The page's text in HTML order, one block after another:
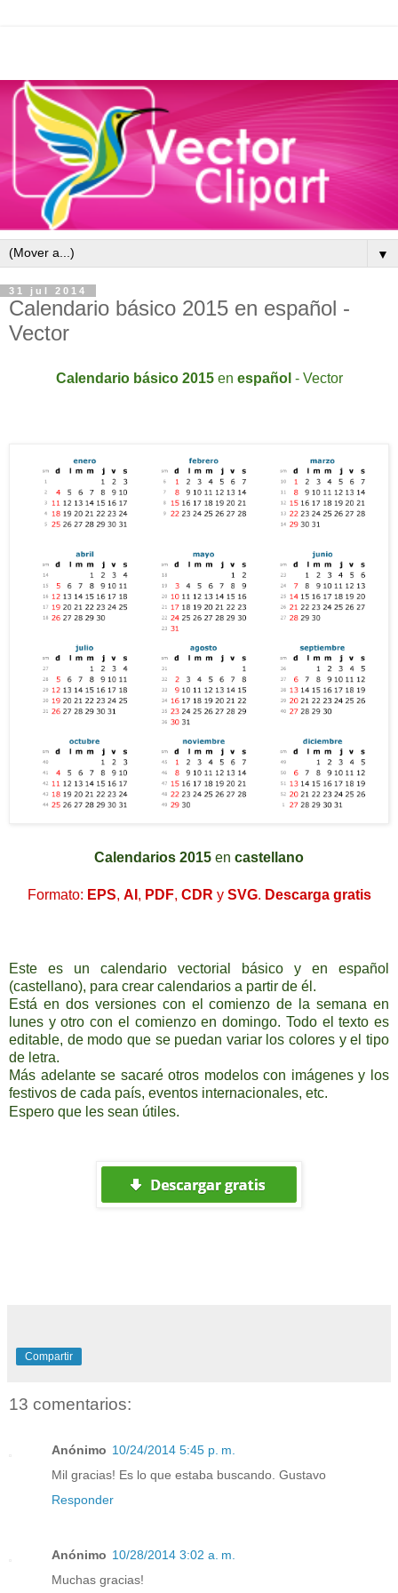
▼
31 jul 2014
Calendario básico 2015 en español -
Vector
Calendario básico 2015en español - Vector
Calendarios 2015 en castellano
Formato: EPS, AI , PDF, CDR y SVG. Descarga gratis
Este es un calendario vectorial básico y en español
(castellano), para crear calendarios a partir de él.
Está en dos versiones con el comienzo de la semana en
lunes y otro con el comienzo en domingo. Todo el texto es
editable, de modo que se puedan variar los colores y el tipo
de letra.
Más adelante se sacaré otros modelos con imágenes y los
festivos de cada país, eventos internacionales, etc.
Espero que les sean útiles.
Compartir
13 comentarios:
Anónimo 10/24/2014 5:45 p. m.
Mil gracias! Es lo que estaba buscando. Gustavo
Responder
Anónimo 10/28/2014 3:02 a. m.
Muchas gracias!